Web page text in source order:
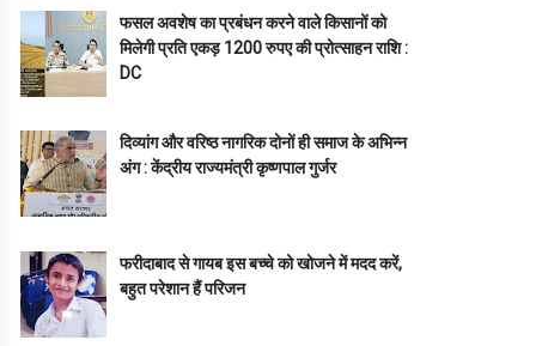
फसल अवशेष का प्रबंधन करने वाले किसानों को
मिलेगी प्रति एकड़ 1200 रुपए की प्रोत्साहन राशि :
DC
दिव्यांग और वरिष्ठ नागरिक दोनों ही समाज के अभिन्न
अंग : केंद्रीय राज्यमंत्री कृष्णपाल गुर्जर
फरीदाबाद से गायब इस बच्चे को खोजने में मदद करें,
बहुत परेशान हैं परिजन